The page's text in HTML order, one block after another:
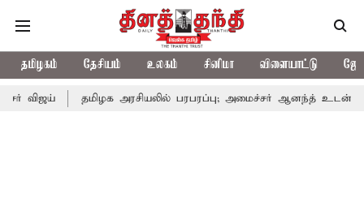
தமிழகம் தேசியம் உலகம் சினிமா விளையாட்டு
தமிழக அரசியலில் பரபரப்பு; அமைச்சர் ஆனந்த் உடன் சி.வி.